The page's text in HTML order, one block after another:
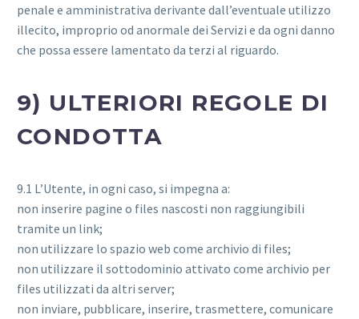
penale e amministrativa derivante dall’eventuale utilizzo
illecito, improprio od anormale dei Servizi e da ogni danno
che possa essere lamentato da terzi al riguardo.
9) ULTERIORI REGOLE DI
CONDOTTA
9.1 L’Utente, in ogni caso, si impegna a:
non inserire pagine o files nascosti non raggiungibili
tramite un link;
non utilizzare lo spazio web come archivio di files;
non utilizzare il sottodominio attivato come archivio per
files utilizzati da altri server;
non inviare, pubblicare, inserire, trasmettere, comunicare